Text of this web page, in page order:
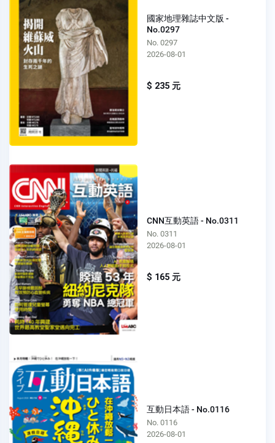
國家地理雜誌中文版 -
No.0297
No. 0297
2026-08-01
$ 235 元
CNN互動英語 - No.0311
No. 0311
2026-08-01
$ 165 元
互動日本語 - No.0116
No. 0116
2026-08-01